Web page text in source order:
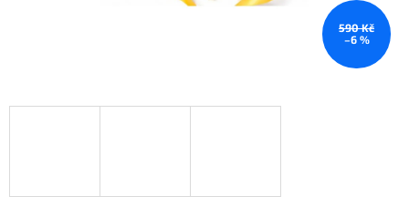
590 Kč
–6 %